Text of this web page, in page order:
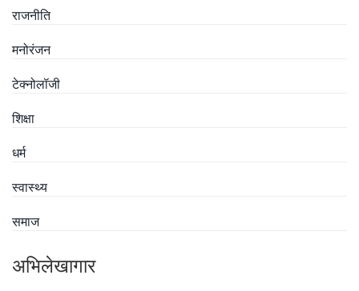
राजनीति
मनोरंजन
टेक्नोलॉजी
शिक्षा
धर्म
स्वास्थ्य
समाज
अभिलेखागार